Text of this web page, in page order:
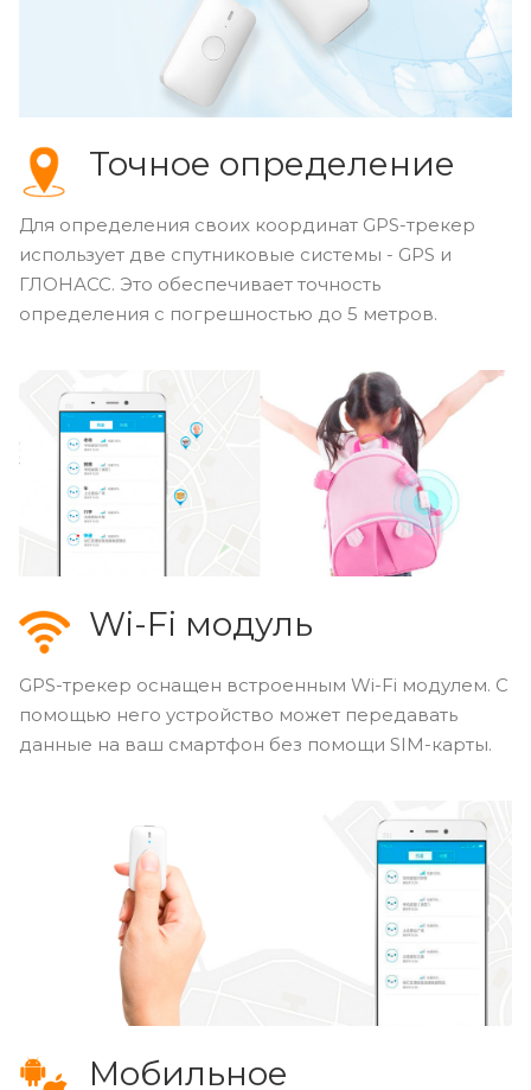
Точное определение
Для определения своих координат GPS-трекер
использует две спутниковые системы - GPS и
ГЛОНАСС. Это обеспечивает точность
определения с погрешностью до 5 метров.
Wi-Fi модуль
GPS-трекер оснащен встроенным Wi-Fi модулем. С
помощью него устройство может передавать
данные на ваш смартфон без помощи SIM-карты.
Мобильное